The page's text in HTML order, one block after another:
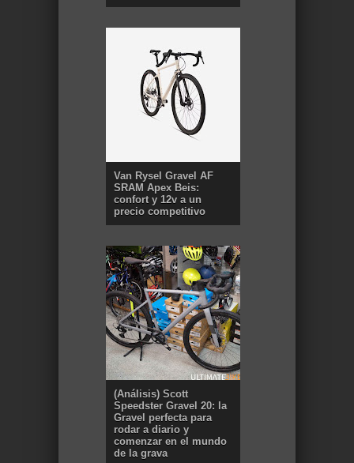
Van Rysel Gravel AF
SRAM Apex Beis:
confort y 12v a un
precio competitivo
(Análisis) Scott
Speedster Gravel 20: la
Gravel perfecta para
rodar a diario y
comenzar en el mundo
de la grava